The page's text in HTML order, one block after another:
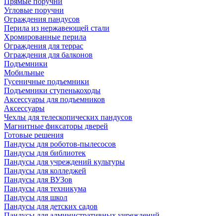
Угловые поручни
Ограждения пандусов
Перила из нержавеющей стали
Хромированные перила
Ограждения для террас
Ограждения для балконов
Подъемники
Мобильные
Гусеничные подъемники
Подъемники ступенькоходы
Аксессуары для подъемников
Аксессуары
Чехлы для телескопических пандусов
Магнитные фиксаторы дверей
Готовые решения
Пандусы для роботов-пылесосов
Пандусы для библиотек
Пандусы для учреждений культуры
Пандусы для колледжей
Пандусы для ВУЗов
Пандусы для техникума
Пандусы для школ
Пандусы для детских садов